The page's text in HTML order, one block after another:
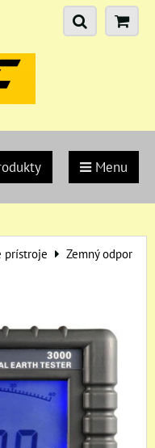
Menu
prístroje
Zemný odpor